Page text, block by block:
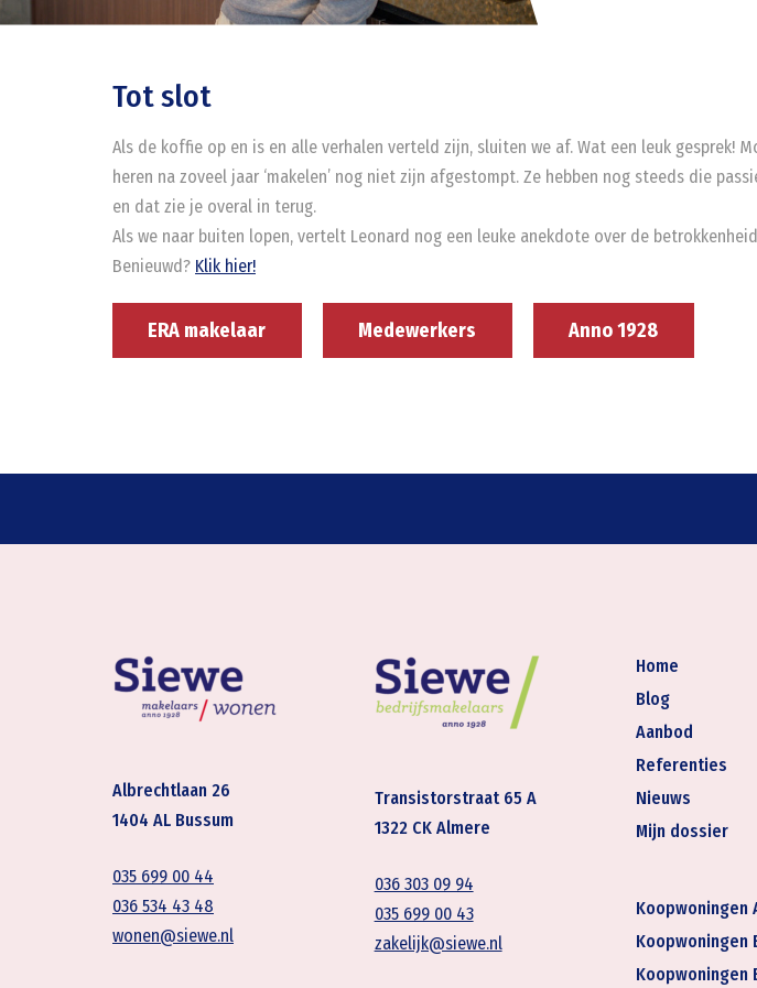
Tot slot
Als de koffie op en is en alle verhalen verteld zijn, sluiten we af. Wat een leuk gesprek!
heren na zoveel jaar ‘makelen’ nog niet zijn afgestompt. Ze hebben nog steeds die
en dat zie je overal in terug.
Als we naar buiten lopen, vertelt Leonard nog een leuke anekdote over de
Benieuwd? Klik hier!
ERA makelaar Medewerkers Anno 1928
Albrechtlaan 26
1404 AL Bussum
035 699 00 44
036 534 43 48
wonen@siewe.nl
Transistorstraat 65 A
1322 CK Almere
036 303 09 94
035 699 00 43
zakelijk@siewe.nl
Home
Blog
Aanbod
Referenties
Nieuws
Mijn dossier
Koopwoningen
Koopwoningen
Koopwoningen